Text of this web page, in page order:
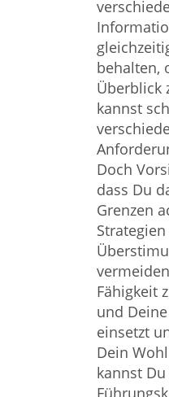
behalten,
Überblick
kannst
Doch
dass Du
Grenzen
Fähigkeit
und
einsetzt
Dein
kannst